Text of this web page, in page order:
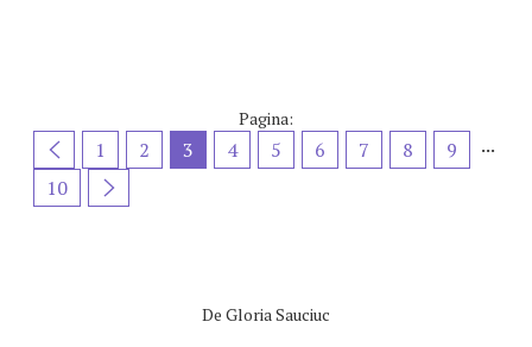
Pagina:
1 2 3 4 5 6 7 8
9
10
...
De Gloria Sauciuc